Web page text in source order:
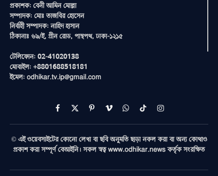
প্রকাশক: বেনী আমিন মোল্লা
সম্পাদক: মোঃ তাজবির হোসেন
নির্বাহী সম্পাদক: নাহিদ হাসান
ঠিকানাঃ ৬৯/ই, গ্রীন রোড, পান্থপথ, ঢাকা-১২১৫
টেলিফোন: 02-41020138
মোবাইল: +8801688518181
ইমেল: odhikar.tv.ip@gmail.com
Facebook
X
(Twitter)
PinterestVimeoWhatsAppTikTokInstagram
© এই ওয়েবসাইটের কোনো লেখা বা ছবি অনুমতি ছাড়া নকল করা বা অন্য কোথাও
প্রকাশ করা সম্পূর্ণ বেআইনি। সকল স্বত্ব www.odhikar.news কর্তৃক সংরক্ষিত